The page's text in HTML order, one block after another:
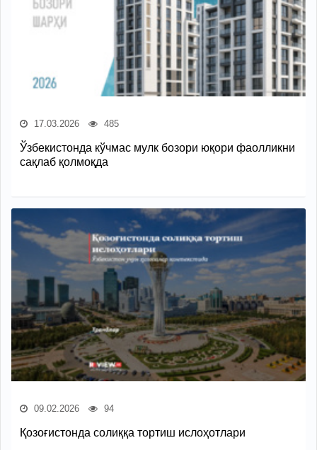
17.03.2026 485
Ўзбекистонда кўчмас мулк бозори юқори фаолликни
сақлаб қолмоқда
09.02.2026 94
Қозоғистонда солиққа тортиш ислоҳотлари